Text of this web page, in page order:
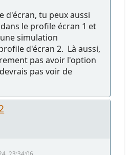
d'écran, tu peux aussi
le profile écran 1 et
simulation
d'écran 2. Là aussi,
pas avoir l'option
pas voir de